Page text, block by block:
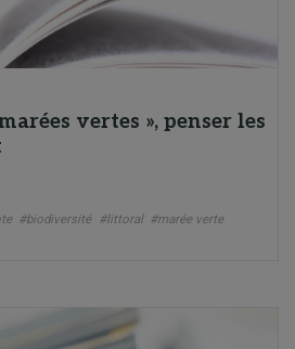
vertes », penser les
#biodiversité #littoral #marée verte